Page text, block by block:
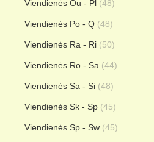
Viendienės Ou - Pl (48)
Viendienės Po - Q (48)
Viendienės Ra - Ri (50)
Viendienės Ro - Sa (44)
Viendienės Sa - Si (48)
Viendienės Sk - Sp (45)
Viendienės Sp - Sw (45)